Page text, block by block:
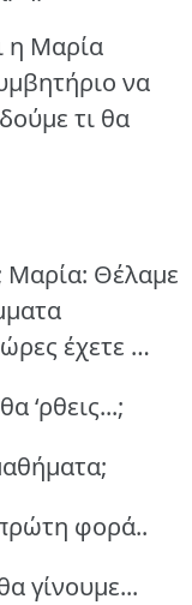
η Μαρία
να
τι θα
Μαρία: Θέλαμε
έχετε …
‘ρθεις...;
φορά..
γίνουμε...